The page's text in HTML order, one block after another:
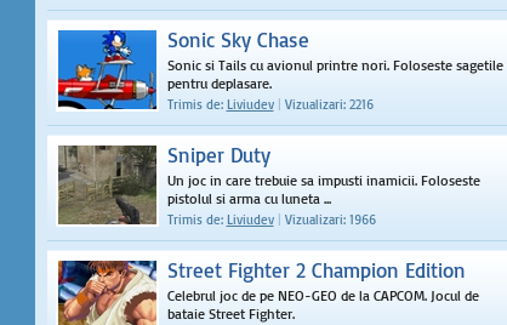
Sonic Sky Chase
Sonic si Tails cu avionul printre nori. Foloseste sagetile
pentru deplasare.
Trimis de: Liviudev Vizualizari: 2216
Sniper Duty
Un joc in care trebuie sa impusti inamicii. Foloseste
pistolul si arma cu luneta ...
Trimis de: Liviudev Vizualizari: 1966
Street Fighter 2 Champion Edition
Celebrul joc de pe NEO-GEO de la CAPCOM. Jocul de
bataie Street Fighter.